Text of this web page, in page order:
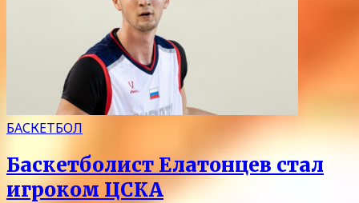
БАСКЕТБОЛ
Баскетболист Елатонцев стал
игроком ЦСКА